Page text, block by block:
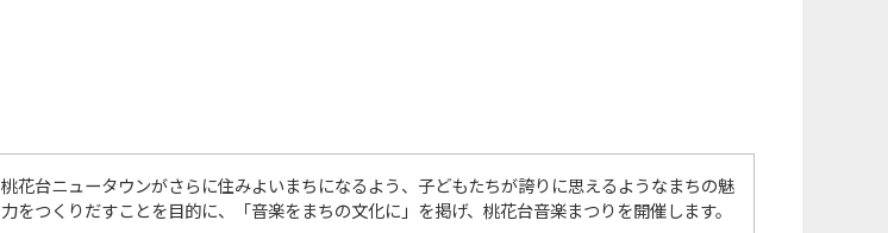
桃花台ニュータウンがさらに住みよいまちになるよう、子どもたちが誇りに思えるようなまちの魅
力をつくりだすことを目的に、「音楽をまちの文化に」を掲げ、桃花台音楽まつりを開催します。